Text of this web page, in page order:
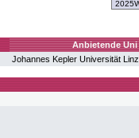
Anbietende Uni
Johannes Kepler Universität Linz